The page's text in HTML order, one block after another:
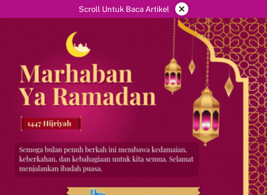
ke
Scroll Untuk Baca Artikel ×